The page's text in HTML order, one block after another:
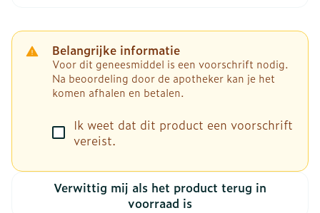
Belangrijke informatie
Voor dit geneesmiddel is een voorschrift nodig.
Na beoordeling door de apotheker kan je het
komen afhalen en betalen.
Ik weet dat dit product een voorschrift
vereist.
Verwittig mij als het product terug in
voorraad is